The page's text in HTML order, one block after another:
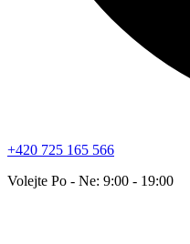
+420 725 165 566
Volejte Po - Ne: 9:00 - 19:00